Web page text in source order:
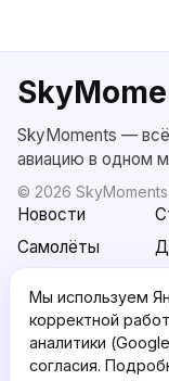
SkyMoments —
авиацию в одном
© 2026
Новости
Самолёты
AI: Altair
О проекте
Мы используем
корректной
аналитики
согласия.